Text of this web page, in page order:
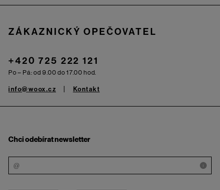
ZÁKAZNICKÝ OPEČOVATEL
+420 725 222 121
Po – Pá: od 9.00 do 17.00 hod.
info@woox.cz Kontakt
Chci odebírat newsletter
i